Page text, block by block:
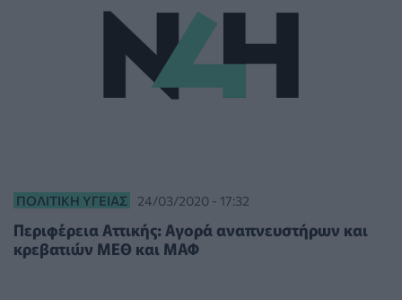
ΠΟΛΙΤΙΚΉ ΥΓΕΊΑΣ 24/03/2020 - 17:32
Περιφέρεια Αττικής: Αγορά αναπνευστήρων και
κρεβατιών ΜΕΘ και ΜΑΦ